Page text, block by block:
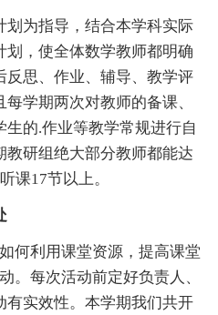
划为指导，结合本学科实际
，使全体数学教师都明确
反思、作业、辅导、教学评
学期两次对教师的备课、
的.作业等教学常规进行自
研组绝大部分教师都能达
课17节以上。
何利用课堂资源，提高课堂
。每次活动前定好负责人、
有实效性。本学期我们共开